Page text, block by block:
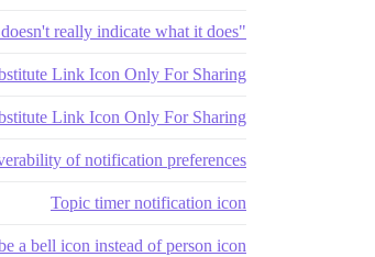
"Take Action" button doesn't really indicate what it does
Link Icon Only For Sharing
Link Icon Only For Sharing
of notification preferences
Topic timer notification icon
a bell icon instead of person icon?